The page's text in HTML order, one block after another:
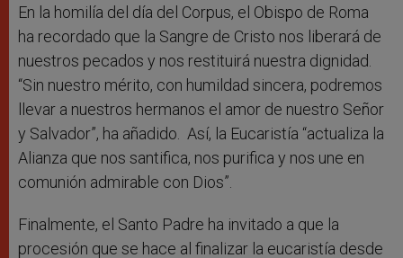
En la homilía del día del Corpus, el Obispo de Roma
ha recordado que la Sangre de Cristo nos liberará de
nuestros pecados y nos restituirá nuestra dignidad.
“Sin nuestro mérito, con humildad sincera, podremos
llevar a nuestros hermanos el amor de nuestro Señor
y Salvador”, ha añadido. Así, la Eucaristía “actualiza la
Alianza que nos santifica, nos purifica y nos une en
comunión admirable con Dios”.
Finalmente, el Santo Padre ha invitado a que la
procesión que se hace al finalizar la eucaristía desde